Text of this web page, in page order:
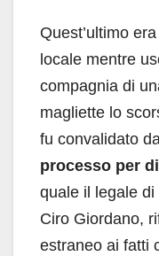
Quest’ultimo
locale mentre
compagnia di
magliette lo
fu convalidato
processo per
quale il legale di
Ciro Giordano,
estraneo ai fatti